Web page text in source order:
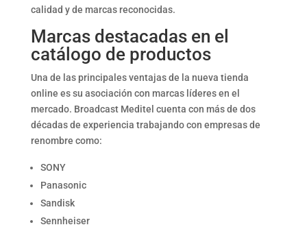
calidad y de marcas reconocidas.
Marcas destacadas en el
catálogo de productos
Una de las principales ventajas de la nueva tienda
online es su asociación con marcas líderes en el
mercado. Broadcast Meditel cuenta con más de dos
décadas de experiencia trabajando con empresas de
renombre como:
SONY
Panasonic
Sandisk
Sennheiser